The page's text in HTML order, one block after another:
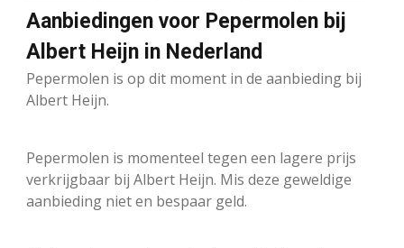
Aanbiedingen voor Pepermolen bij
Albert Heijn in Nederland
Pepermolen is op dit moment in de aanbieding bij
Albert Heijn.
Pepermolen is momenteel tegen een lagere prijs
verkrijgbaar bij Albert Heijn. Mis deze geweldige
aanbieding niet en bespaar geld.